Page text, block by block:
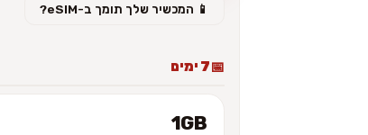
📱 המכשיר שלך תומך ב-eSIM?
7 ימים
1GB